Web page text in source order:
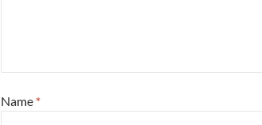
Name *